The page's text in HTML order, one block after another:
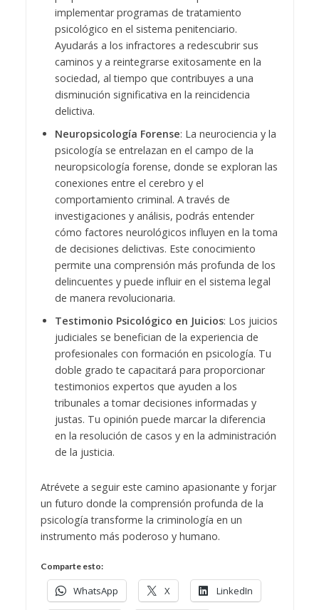
implementar programas de tratamiento
psicológico en el sistema penitenciario.
Ayudarás a los infractores a redescubrir sus
caminos y a reintegrarse exitosamente en la
sociedad, al tiempo que contribuyes a una
disminución significativa en la reincidencia
delictiva.
Neuropsicología Forense: La neurociencia y la
psicología se entrelazan en el campo de la
neuropsicología forense, donde se exploran las
conexiones entre el cerebro y el
comportamiento criminal. A través de
investigaciones y análisis, podrás entender
cómo factores neurológicos influyen en la toma
de decisiones delictivas. Este conocimiento
permite una comprensión más profunda de los
delincuentes y puede influir en el sistema legal
de manera revolucionaria.
Testimonio Psicológico en Juicios: Los juicios
judiciales se benefician de la experiencia de
profesionales con formación en psicología. Tu
doble grado te capacitará para proporcionar
testimonios expertos que ayuden a los
tribunales a tomar decisiones informadas y
justas. Tu opinión puede marcar la diferencia
en la resolución de casos y en la administración
de la justicia.
Atrévete a seguir este camino apasionante y forjar
un futuro donde la comprensión profunda de la
psicología transforme la criminología en un
instrumento más poderoso y humano.
Comparte esto:
WhatsApp X LinkedIn